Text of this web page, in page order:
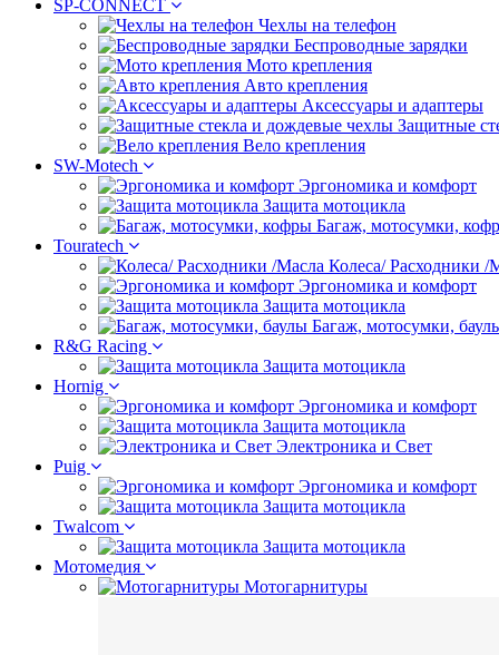
SP-CONNECT
Чехлы на телефон
Беспроводные зарядки
Мото крепления
Авто крепления
Аксессуары и адаптеры
Защитные
Вело крепления
SW-Motech
Эргономика и комфорт
Защита мотоцикла
Багаж, мотосумки,
Touratech
Колеса/ Расходники /
Эргономика и комфорт
Защита мотоцикла
Багаж, мотосумки,
R&G Racing
Защита мотоцикла
Hornig
Эргономика и комфорт
Защита мотоцикла
Электроника и Свет
Puig
Эргономика и комфорт
Защита мотоцикла
Twalcom
Защита мотоцикла
Мотомедия
Мотогарнитуры